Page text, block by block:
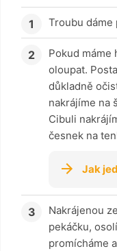
Troubu dáme
Pokud máme
oloupat.
důkladně
nakrájíme na
Cibuli
česnek na
Jak
Nakrájenou
pekáčku,
promícháme